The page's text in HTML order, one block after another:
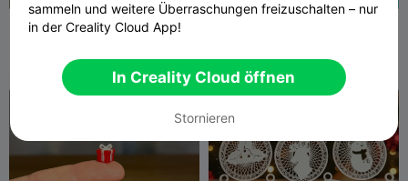
Llavero Navidad
sammeln und weitere Überraschungen freizuschalten – nur
in der Creality Cloud App!
In Creality Cloud öffnen
Stornieren